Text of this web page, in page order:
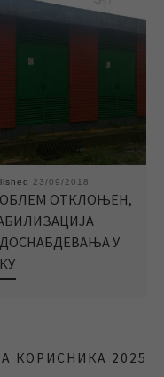
23/09/2018
ОТКЛОЊЕН,
У
КОРИСНИКА 2025